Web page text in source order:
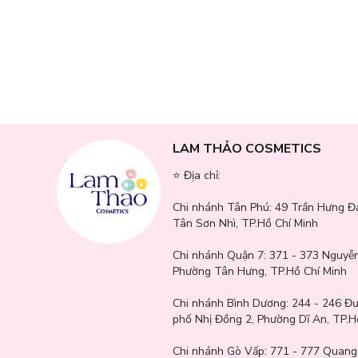
LAM THẢO COSMETICS
⭐️ Địa chỉ:
Chi nhánh Tân Phú: 49 Trần Hưng
Tân Sơn Nhì, TP.Hồ Chí Minh
Chi nhánh Quận 7: 371 - 373
Phường Tân Hưng, TP.Hồ Chí Minh
Chi nhánh Bình Dương: 244 - 246
phố Nhị Đồng 2, Phường Dĩ An,
Chi nhánh Gò Vấp: 771 - 777